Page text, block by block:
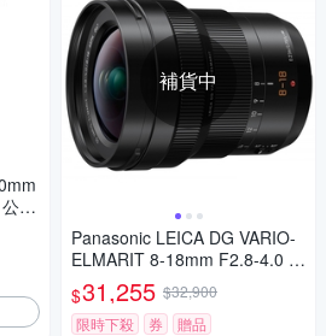
司
補貨中
Panasonic LEICA DG VARIO-
ELMARIT 8-18mm F2.8-4.0 A
SPH. 廣角變焦鏡頭 公司貨
$31,255 $32,900
限時下殺
券 贈品